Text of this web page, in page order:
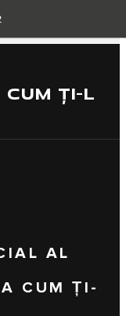
CUM ȚI-L
AL
CUM ȚI-